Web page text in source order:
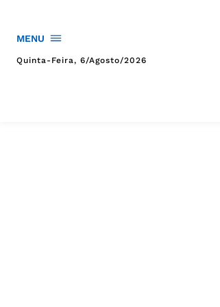
MENU
Quinta-Feira, 6/agosto/2026